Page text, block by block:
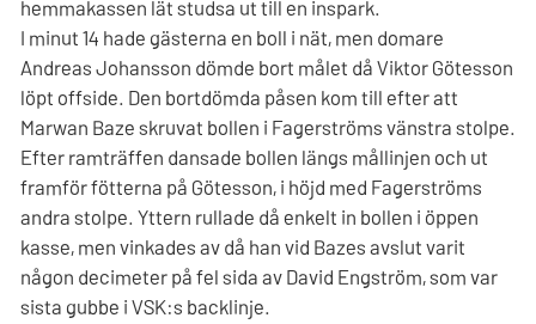
hemmakassen lät studsa ut till en inspark.
I minut 14 hade gästerna en boll i nät, men domare
Andreas Johansson dömde bort målet då Viktor Götesson
löpt offside. Den bortdömda påsen kom till efter att
Marwan Baze skruvat bollen i Fagerströms vänstra stolpe.
Efter ramträffen dansade bollen längs mållinjen och ut
framför fötterna på Götesson, i höjd med Fagerströms
andra stolpe. Yttern rullade då enkelt in bollen i öppen
kasse, men vinkades av då han vid Bazes avslut varit
någon decimeter på fel sida av David Engström, som var
sista gubbe i VSK:s backlinje.